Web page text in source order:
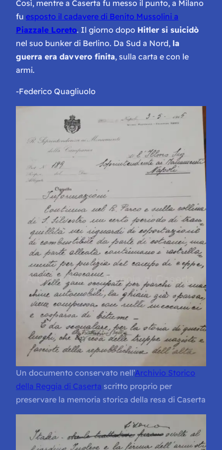
Così, mentre a Caserta fu messo il punto, a Milano
fu esposto il cadavere di Benito Mussolini a
Piazzale Loreto. Il giorno dopo Hitler si suicidò
nel suo bunker di Berlino. Da Sud a Nord, la
guerra era davvero finita, sulla carta e con le
armi.
-Federico Quagliuolo
Un documento conservato nell’Archivio Storico
della Reggia di Caserta scritto proprio per
preservare la memoria storica della resa di Caserta